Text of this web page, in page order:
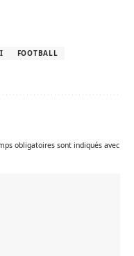
FOOTBALL
obligatoires sont indiqués avec